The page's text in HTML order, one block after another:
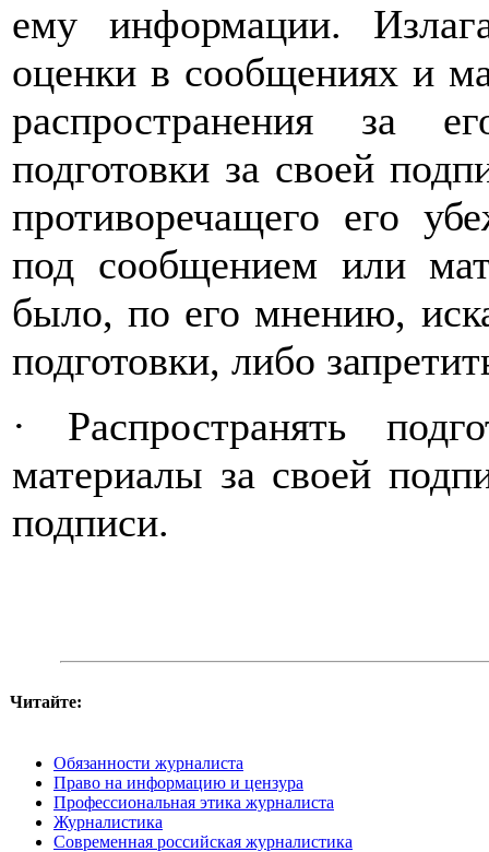
ему информации.
оценки в сообщениях и
распространения за
подготовки за своей
противоречащего его
под сообщением или
было, по его мнению,
подготовки, либо
· Распространять
материалы за своей
подписи.
Читайте:
Обязанности журналиста
Право на информацию и цензура
Профессиональная этика журналиста
Журналистика
Современная российская журналистика